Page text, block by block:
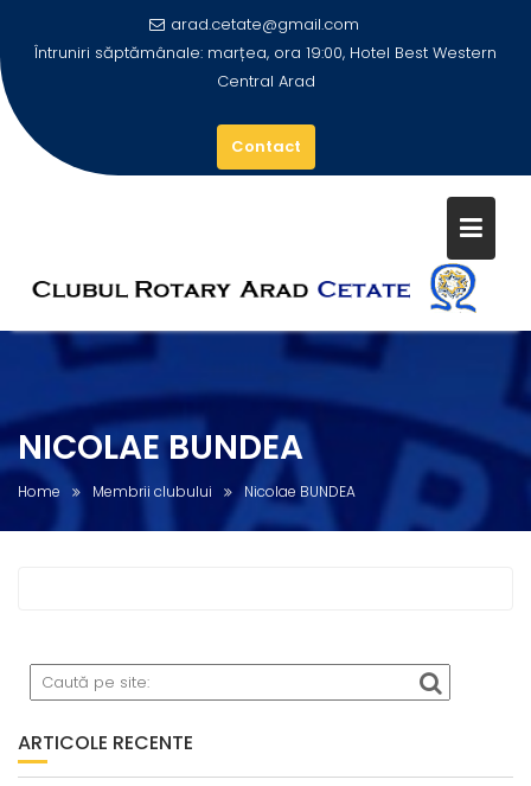
arad.cetate@gmail.com
Întruniri săptămânale: marțea, ora 19:00, Hotel Best Western
Central Arad
Contact
NICOLAE BUNDEA
Home Membrii clubului Nicolae BUNDEA
ARTICOLE RECENTE